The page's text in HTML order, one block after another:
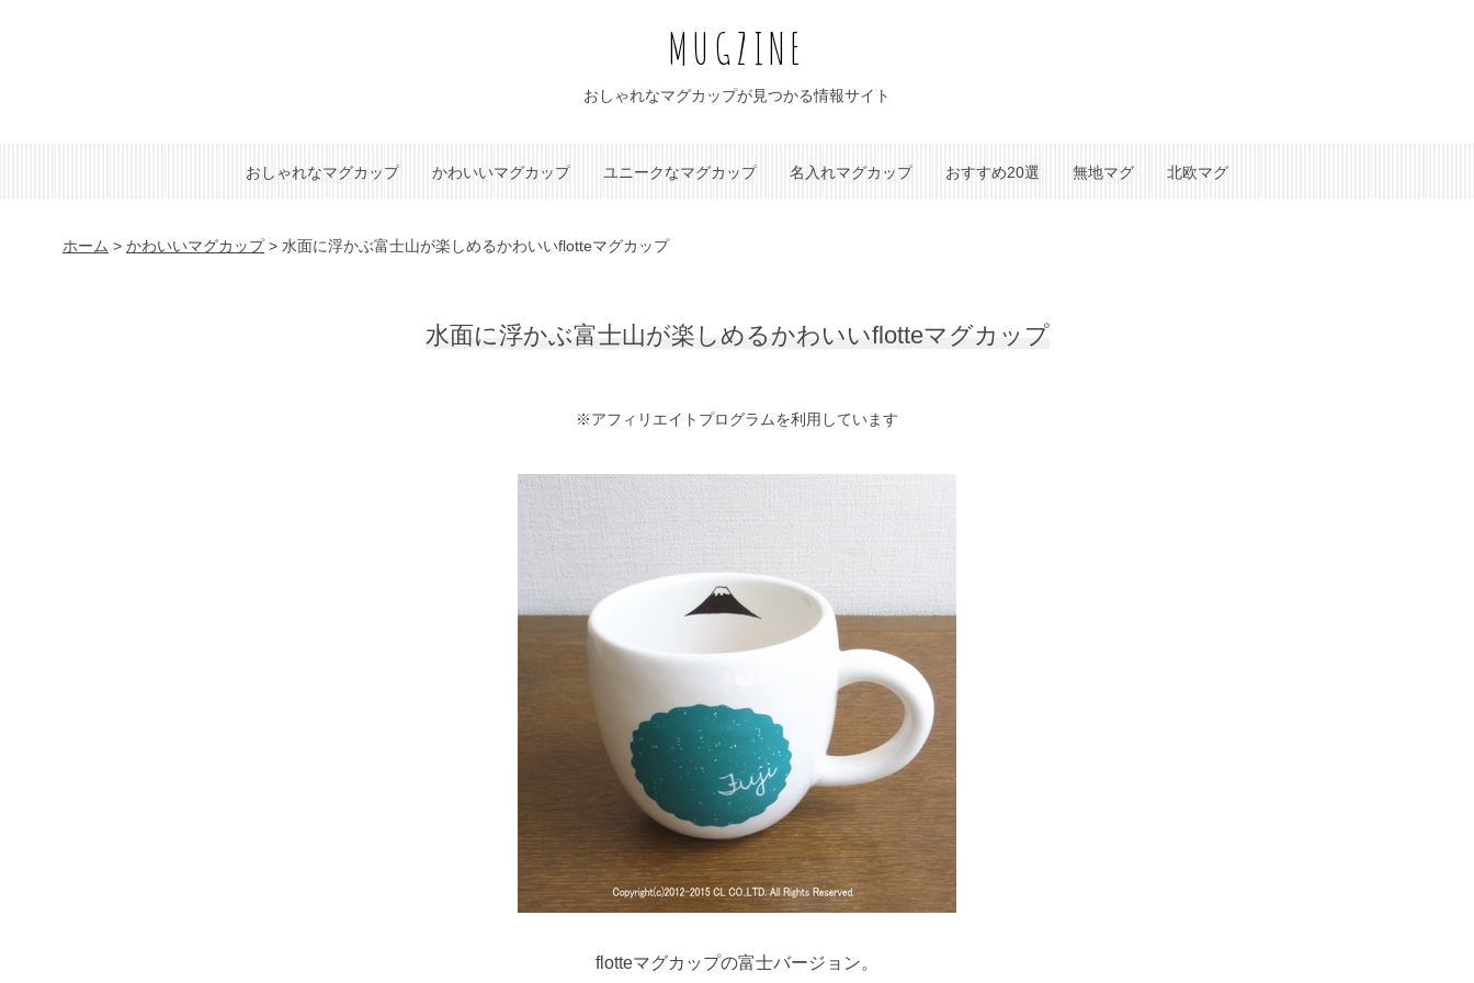
MUGZINE
おしゃれなマグカップが見つかる情報サイト
おしゃれなマグカップ かわいいマグカップ ユニークなマグカップ 名入れマグカップ おすすめ20選 無地マグ 北欧マグ
ホーム > かわいいマグカップ> 水面に浮かぶ富士山が楽しめるかわいいflotteマグカップ
水面に浮かぶ富士山が楽しめるかわいいflotteマグカップ
※アフィリエイトプログラムを利用しています
flotteマグカップの富士バージョン。